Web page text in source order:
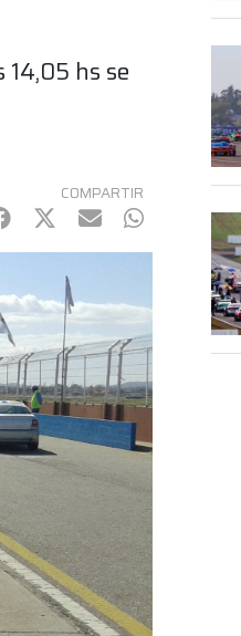
14,05 hs se
COMPARTIR
Twitter
mail WhatsApp